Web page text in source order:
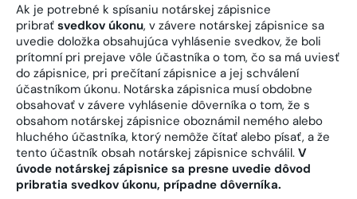
Ak je potrebné k spísaniu notárskej zápisnice
pribrať svedkov úkonu, v závere notárskej zápisnice sa
uvedie doložka obsahujúca vyhlásenie svedkov, že boli
prítomní pri prejave vôle účastníka o tom, čo sa má uviesť
do zápisnice, pri prečítaní zápisnice a jej schválení
účastníkom úkonu. Notárska zápisnica musí obdobne
obsahovať v závere vyhlásenie dôverníka o tom, že s
obsahom notárskej zápisnice oboznámil nemého alebo
hluchého účastníka, ktorý nemôže čítať alebo písať, a že
tento účastník obsah notárskej zápisnice schválil. V
úvode notárskej zápisnice sa presne uvedie dôvod
pribratia svedkov úkonu, prípadne dôverníka.